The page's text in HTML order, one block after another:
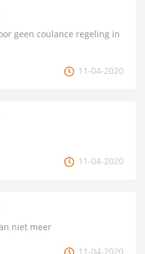
geen coulance regeling in
11-04-2020
11-04-2020
niet meer
11-04-2020